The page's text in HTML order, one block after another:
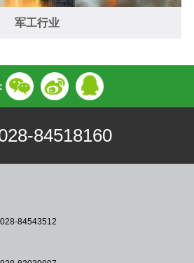
军工行业
84518160
84543512